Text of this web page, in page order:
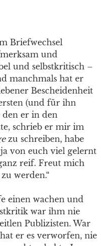
Briefwechsel
und
und selbstkritisch –
manchmals hat er
Bescheidenheit
(und für ihn
den er in den
schrieb er mir im
zu schreiben, habe
von euch viel gelernt
reif. Freut mich
werden.“
einen wachen und
war ihm nie
Publizisten. War
er es verworfen, nie